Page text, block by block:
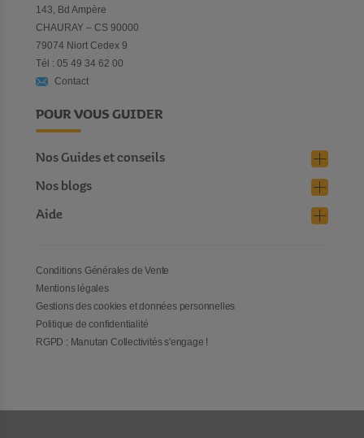
143, Bd Ampère
CHAURAY – CS 90000
79074 Niort Cedex 9
Tél : 05 49 34 62 00
Contact
POUR VOUS GUIDER
Nos Guides et conseils
Nos blogs
Aide
Conditions Générales de Vente
Mentions légales
Gestions des cookies et données personnelles
Politique de confidentialité
RGPD : Manutan Collectivités s'engage !